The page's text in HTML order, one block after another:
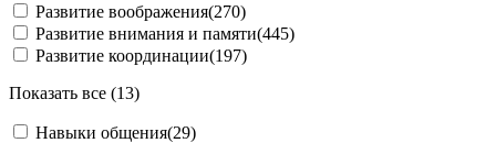
Развитие воображения(270)
Развитие внимания и памяти(445)
Развитие координации(197)
Показать все (13)
Навыки общения(29)